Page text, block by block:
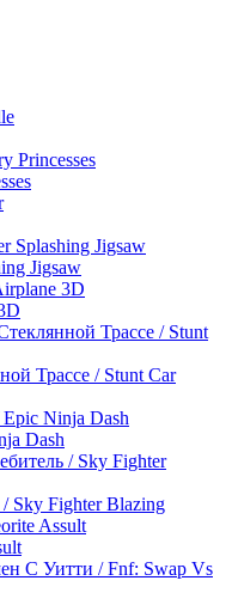
Jigsaw
Трассе / Stunt Car
Dash
Sky Fighter Blazing